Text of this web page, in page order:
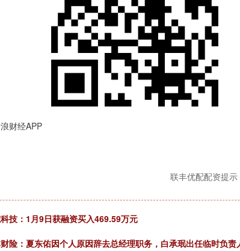
财经APP
联丰优配配资提示
技：1月9日获融资买入469.59万元
险：夏东佑因个人原因辞去总经理职务，白承珉出任临时负责